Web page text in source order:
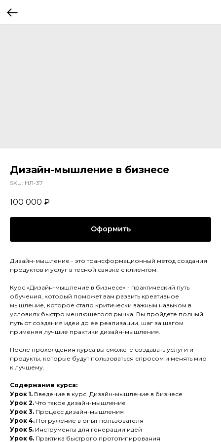
Дизайн-мышление в бизнесе
SKU: НЛ-37
100 000 ₽
Оформить
Дизайн-мышление - это трансформационный метод создания
продуктов и услуг в тесной связке с клиентом.
Курс «Дизайн-мышление в бизнесе» - практический путь
обучения, который поможет вам развить креативное
мышление, которое стало критически важным навыком в
условиях быстро меняющегося рынка. Вы пройдете полный
путь от создания идеи до ее реализации, шаг за шагом
применяя лучшие практики дизайн-мышления.
После прохождения курса вы сможете создавать услуги и
продукты, которые будут пользоваться спросом и менять мир
к лучшему.
Содержание курса:
Урок 1. Введение в курс. Дизайн-мышление в бизнесе
Урок 2. Что такое дизайн-мышление
Урок 3. Процесс дизайн-мышления
Урок 4. Погружение в опыт пользователя
Урок 5. Инструменты для генерации идей
Урок 6. Практика быстрого прототипирования